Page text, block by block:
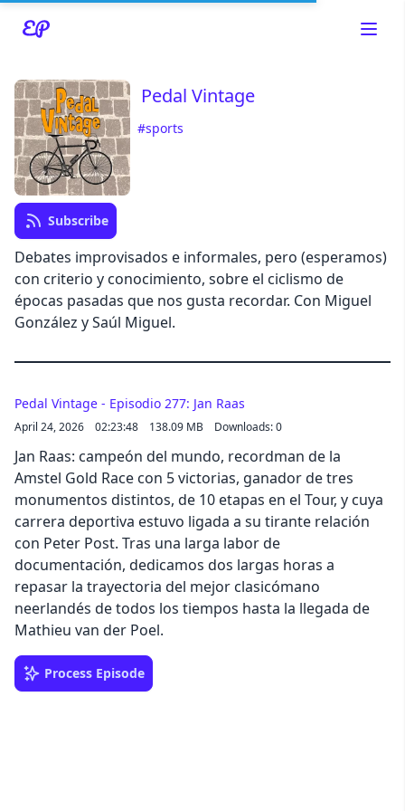
Read about our content policies
Pedal Vintage
#sports
Subscribe
Debates improvisados e informales, pero (esperamos)
con criterio y conocimiento, sobre el ciclismo de
épocas pasadas que nos gusta recordar. Con Miguel
González y Saúl Miguel.
Pedal Vintage - Episodio 277: Jan Raas
April 24, 2026 02:23:48 138.09 MB Downloads: 0
Jan Raas: campeón del mundo, recordman de la
Amstel Gold Race con 5 victorias, ganador de tres
monumentos distintos, de 10 etapas en el Tour, y cuya
carrera deportiva estuvo ligada a su tirante relación
con Peter Post. Tras una larga labor de
documentación, dedicamos dos largas horas a
repasar la trayectoria del mejor clasicómano
neerlandés de todos los tiempos hasta la llegada de
Mathieu van der Poel.
Process Episode